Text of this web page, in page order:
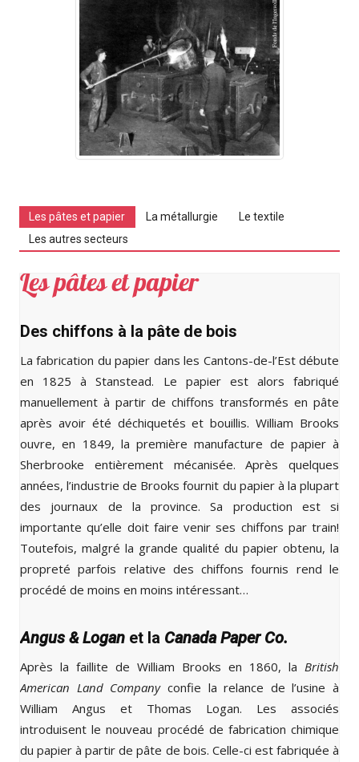
Les pâtes et papier La métallurgie
Le textile
Les autres secteurs
Les pâtes et papier
Des chiffons à la pâte de bois
La fabrication du papier dans les Cantons-de-l’Est débute
en 1825 à Stanstead. Le papier est alors fabriqué
manuellement à partir de chiffons transformés en pâte
après avoir été déchiquetés et bouillis. William Brooks
ouvre, en 1849, la première manufacture de papier à
Sherbrooke entièrement mécanisée. Après quelques
années, l’industrie de Brooks fournit du papier à la plupart
des journaux de la province. Sa production est si
importante qu’elle doit faire venir ses chiffons par train!
Toutefois, malgré la grande qualité du papier obtenu, la
propreté parfois relative des chiffons fournis rend le
procédé de moins en moins intéressant…
Angus & Logan et la Canada Paper Co.
Après la faillite de William Brooks en 1860, la British
American Land Company confie la relance de l’usine à
William Angus et Thomas Logan. Les associés
introduisent le nouveau procédé de fabrication chimique
du papier à partir de pâte de bois. Celle-ci est fabriquée à